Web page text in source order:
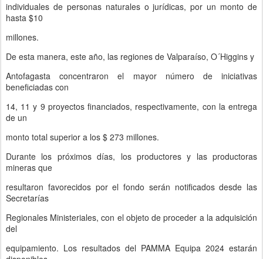
individuales de personas naturales o jurídicas, por un monto de
hasta $10
millones.
De esta manera, este año, las regiones de Valparaíso, O´Higgins y
Antofagasta concentraron el mayor número de iniciativas
beneficiadas con
14, 11 y 9 proyectos financiados, respectivamente, con la entrega
de un
monto total superior a los $ 273 millones.
Durante los próximos días, los productores y las productoras
mineras que
resultaron favorecidos por el fondo serán notificados desde las
Secretarías
Regionales Ministeriales, con el objeto de proceder a la adquisición
del
equipamiento. Los resultados del PAMMA Equipa 2024 estarán